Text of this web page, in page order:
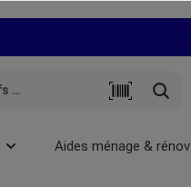
Aides ménage & rénov